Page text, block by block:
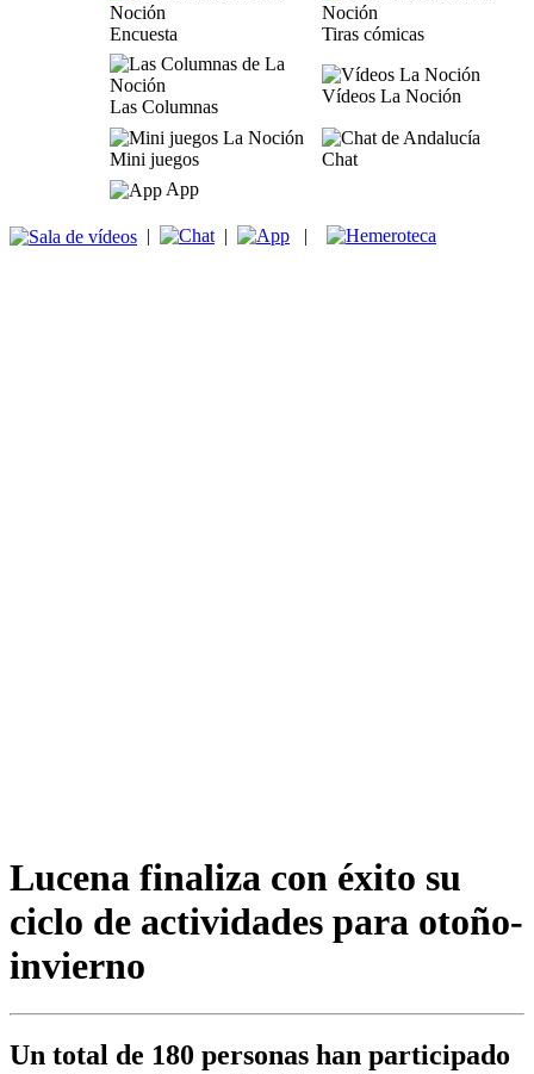
Encuesta Tiras cómicas
Las Columnas
Vídeos La Noción
Mini juegos
Chat
App
| | |
Lucena finaliza con éxito su
ciclo de actividades para otoño-
invierno
Un total de 180 personas han participado